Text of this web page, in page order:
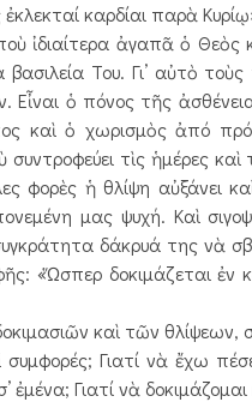
καρδίαι παρὰ
ἀγαπᾶ ὁ Θεὸς
Του. Γι’ αὐτὸ
ὁ πόνος τῆς
καὶ ὁ χωρισμὸς ἀπό
τὶς ἡμέρες
φορὲς ἡ θλίψη αὐξάνει
μας ψυχή. Καὶ
δάκρυά της νὰ
«Ὥσπερ δοκιμάζεται ἐν
καὶ τῶν θλίψεων,
Γιατί νὰ ἔχω
ἐμένα; Γιατί νὰ